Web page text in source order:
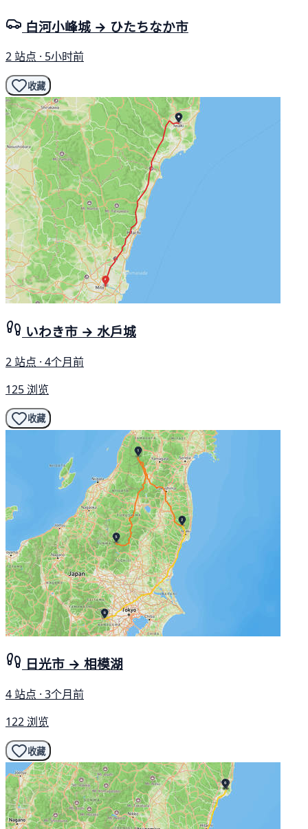
白河小峰城 → ひたちなか市
2 站点 · 5小时前
收藏
いわき市 → 水戶城
2 站点 · 4个月前
125 浏览
收藏
日光市 → 相模湖
4 站点 · 3个月前
122 浏览
收藏